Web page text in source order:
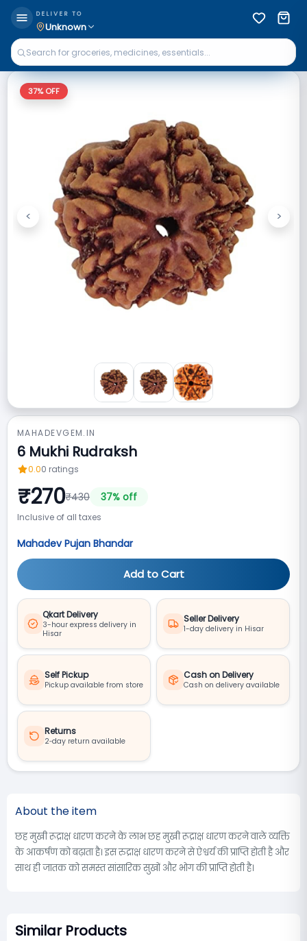
DELIVER TO
Unknown
37% OFF
Previous
< Next
>
MAHADEVGEM.IN
6 Mukhi Rudraksh
0.00 ratings
₹270₹430 37% off
Inclusive of all taxes
Mahadev Pujan Bhandar
Add to Cart
Qkart Delivery
3-hour express delivery in
Hisar
Seller Delivery
1-day delivery in Hisar
Self Pickup
Pickup available from store
Cash on Delivery
Cash on delivery available
Returns
2‑day return available
About the item
छह मुखी रूद्राक्ष धारण करने के लाभ छह मुखी रूद्राक्ष धारण करने वाले व्यक्ति
के आकर्षण को बढ़ाता है। इस रुद्राक्ष धारण करने से ऐश्वर्य की प्राप्ति होती है और
साथ ही जातक को समस्त सांसारिक सुखों और भोग की प्राप्ति होती है।
Similar Products